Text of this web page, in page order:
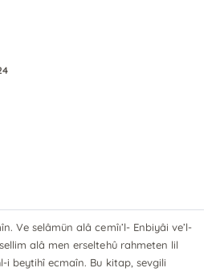
Ve selâmün alâ cemîı’l- Enbiyâi ve’l-
alâ men erseltehû rahmeten lil
i beytihî ecmaîn. Bu kitap, sevgili